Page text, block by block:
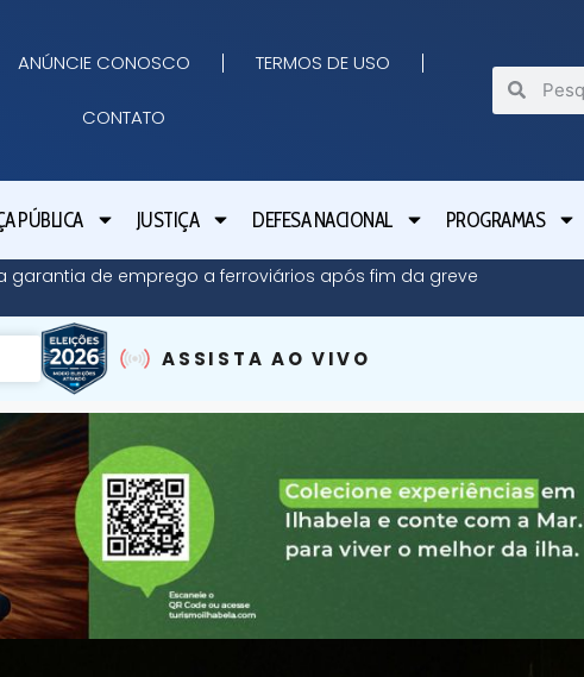
ANÚNCIE CONOSCO TERMOS DE USO
CONTATO
PÚBLICA JUSTIÇA DEFESA NACIONAL PROGRAMAS
garantia de emprego a ferroviários após fim da greve
ASSISTA AO VIVO